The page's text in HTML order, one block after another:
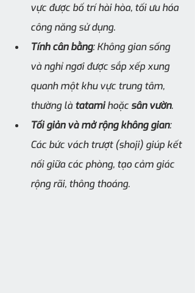
vực được bố trí hài hòa, tối ưu hóa
công năng sử dụng.
Tính cân bằng: Không gian sống
và nghỉ ngơi được sắp xếp xung
quanh một khu vực trung tâm,
thường là tatami hoặc sân vườn.
Tối giản và mở rộng không gian:
Các bức vách trượt (shoji) giúp kết
nối giữa các phòng, tạo cảm giác
rộng rãi, thông thoáng.